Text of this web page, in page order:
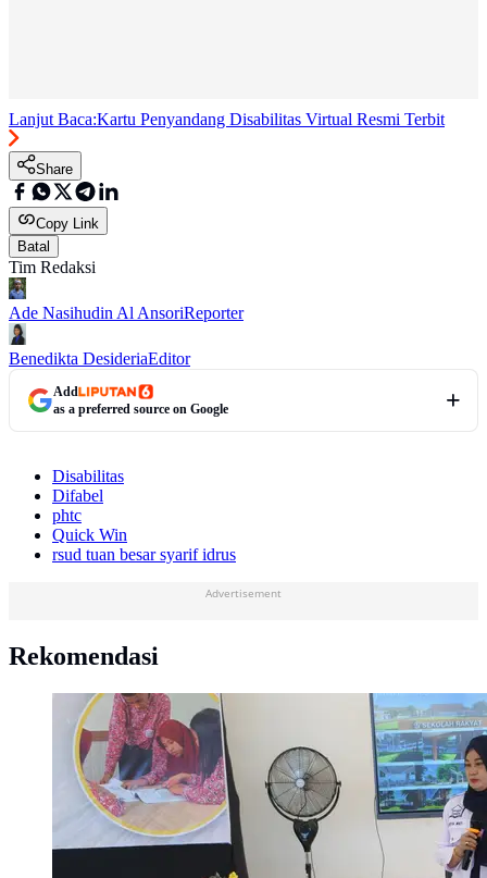
Lanjut Baca:Kartu Penyandang Disabilitas Virtual Resmi Terbit
Share
Copy Link
Batal
Tim Redaksi
Ade Nasihudin Al AnsoriReporter
Benedikta DesideriaEditor
Add
as a preferred source on Google
Disabilitas
Difabel
phtc
Quick Win
rsud tuan besar syarif idrus
Advertisement
Rekomendasi